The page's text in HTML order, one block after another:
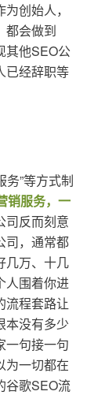
创始人，
都会做到
其他SEO公
已经辞职等
务”等方式制
销服务，一
司反而刻意
司，通常都
几万、十几
人围着你进
流程套路让
本没有多少
一句接一句
为一切都在
谷歌SEO流